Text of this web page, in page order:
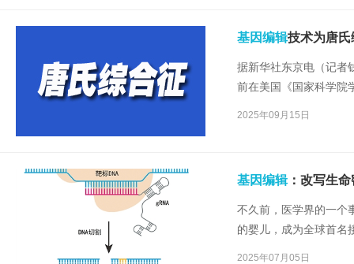
基因编辑技术为唐
据新华社东京电（记者
前在美国《国家科学院
2025年09月15日
基因编辑：改写生命
不久前，医学界的一个
的婴儿，成为全球首名
2025年07月05日